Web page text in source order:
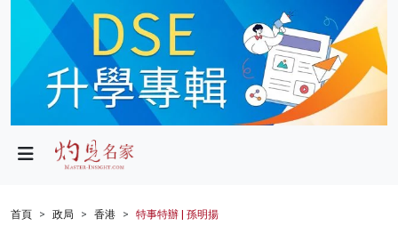
政局
財經
首頁 政局 香港 特事特辦 | 孫明揚